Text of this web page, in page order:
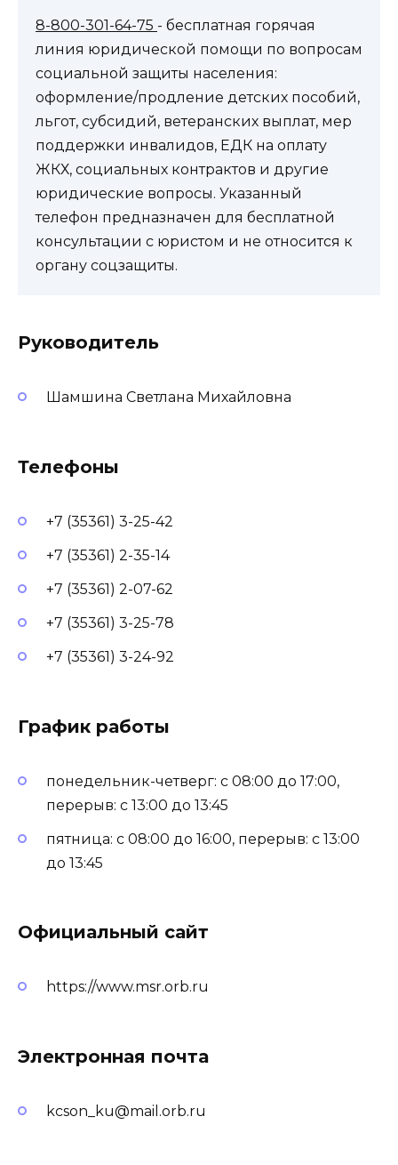
8-800-301-64-75 - бесплатная горячая
линия юридической помощи по вопросам
социальной защиты населения:
оформление/продление детских пособий,
льгот, субсидий, ветеранских выплат, мер
поддержки инвалидов, ЕДК на оплату
ЖКХ, социальных контрактов и другие
юридические вопросы. Указанный
телефон предназначен для бесплатной
консультации с юристом и не относится к
органу соцзащиты.
Руководитель
Шамшина Светлана Михайловна
Телефоны
+7 (35361) 3-25-42
+7 (35361) 2-35-14
+7 (35361) 2-07-62
+7 (35361) 3-25-78
+7 (35361) 3-24-92
График работы
понедельник-четверг: с 08:00 до 17:00,
перерыв: с 13:00 до 13:45
пятница: с 08:00 до 16:00, перерыв: с 13:00
до 13:45
Официальный сайт
https://www.msr.orb.ru
Электронная почта
kcson_ku@mail.orb.ru